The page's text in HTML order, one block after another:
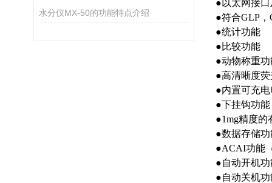
水分仪MX-50的功能特点介绍
● 以太网接
●符合GLP ，
●统计功能
●比较功能
●动物称重功
●高清晰度
●内置可充
●下挂钩功能
●1mg精度的
●数据存储功
●ACAI功能
●自动开机
●自动关机